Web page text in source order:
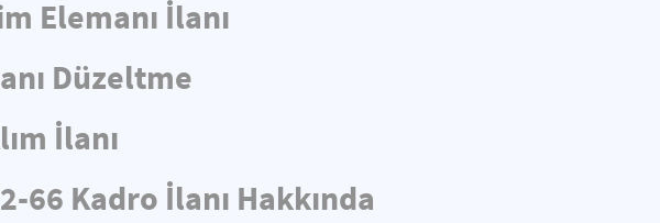
Elemanı İlanı
Düzeltme
İlanı
66 Kadro İlanı Hakkında